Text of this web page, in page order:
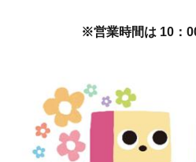
※営業時間は 10：